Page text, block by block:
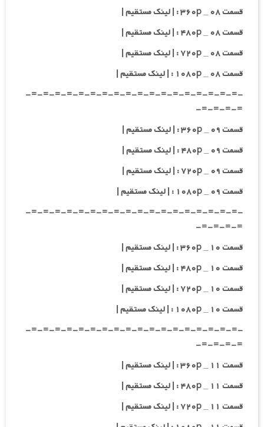
قسمت ۰۸ _ ۳۶۰p : | لینک مستقیم |
قسمت ۰۸ _ ۴۸۰p : | لینک مستقیم |
قسمت ۰۸ _ ۷۲۰p : | لینک مستقیم |
قسمت ۰۸ _ ۱۰۸۰p : | لینک مستقیم |
-=-=-=-=-=-=-=-=-=-=-=-=-=-=-=-=-=-=-
=-=-=-=-
قسمت ۰۹ _ ۳۶۰p : | لینک مستقیم |
قسمت ۰۹ _ ۴۸۰p : | لینک مستقیم |
قسمت ۰۹ _ ۷۲۰p : | لینک مستقیم |
قسمت ۰۹ _ ۱۰۸۰p : | لینک مستقیم |
-=-=-=-=-=-=-=-=-=-=-=-=-=-=-=-=-=-=-
=-=-=-=-
قسمت ۱۰ _ ۳۶۰p : | لینک مستقیم |
قسمت ۱۰ _ ۴۸۰p : | لینک مستقیم |
قسمت ۱۰ _ ۷۲۰p : | لینک مستقیم |
قسمت ۱۰ _ ۱۰۸۰p : | لینک مستقیم |
-=-=-=-=-=-=-=-=-=-=-=-=-=-=-=-=-=-=-
=-=-=-=-
قسمت ۱۱ _ ۳۶۰p : | لینک مستقیم |
قسمت ۱۱ _ ۴۸۰p : | لینک مستقیم |
قسمت ۱۱ _ ۷۲۰p : | لینک مستقیم |